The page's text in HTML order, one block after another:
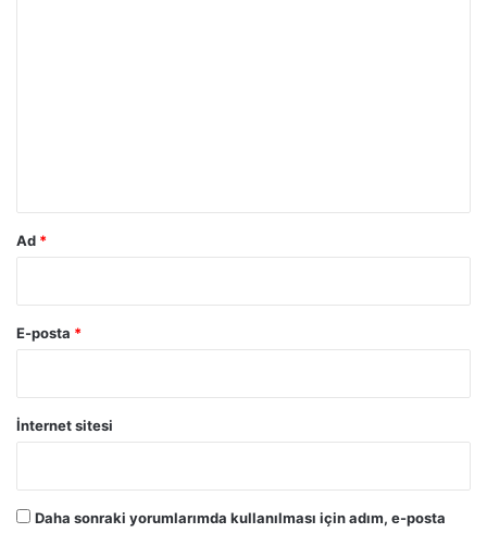
Ad *
E-posta *
İnternet sitesi
Daha sonraki yorumlarımda kullanılması için adım, e-posta